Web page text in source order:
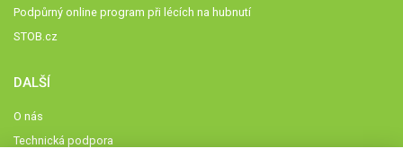
Podpůrný online program při lécích na hubnutí
STOB.cz
DALŠÍ
O nás
Technická podpora